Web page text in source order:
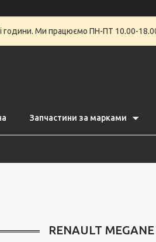
години. Ми працюємо ПН-ПТ 10.00-
Запчастини за марками
RENAULT